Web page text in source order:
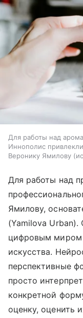
Для работы над
Иннополис
Веронику Ямилову
Для работы над
Ямилову,
(Yamilova
цифровым
искусства.
перспективные
просто
конкретной
оценку, оценить